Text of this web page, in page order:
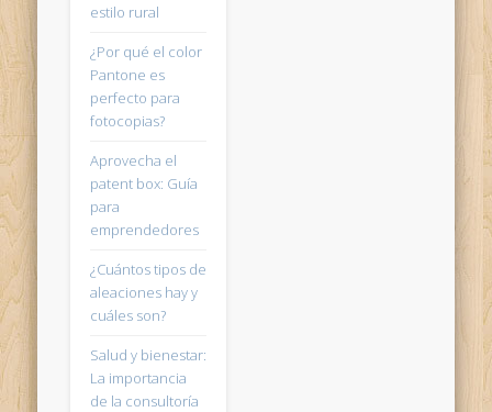
estilo rural
¿Por qué el color
Pantone es
perfecto para
fotocopias?
Aprovecha el
patent box: Guía
para
emprendedores
¿Cuántos tipos de
aleaciones hay y
cuáles son?
Salud y bienestar:
La importancia
de la consultoría